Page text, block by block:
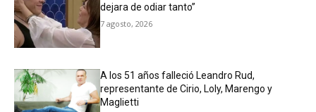
dejara de odiar tanto”
7 agosto, 2026
A los 51 años falleció Leandro Rud,
representante de Cirio, Loly, Marengo y
Maglietti